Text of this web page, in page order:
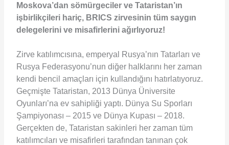
Moskova’dan sömürgeciler ve Tataristan’ın
işbirlikçileri hariç, BRICS zirvesinin tüm saygın
delegelerini ve misafirlerini ağırlıyoruz!
Zirve katılımcısına, emperyal Rusya’nın Tatarları ve
Rusya Federasyonu’nun diğer halklarını her zaman
kendi bencil amaçları için kullandığını hatırlatıyoruz.
Geçmişte Tataristan, 2013 Dünya Üniversite
Oyunları’na ev sahipliği yaptı. Dünya Su Sporları
Şampiyonası – 2015 ve Dünya Kupası – 2018.
Gerçekten de, Tataristan sakinleri her zaman tüm
katılımcıları ve misafirleri tarafından tanınan çok